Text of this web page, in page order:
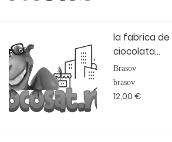
la fabrica de
ciocolata...
Brasov
brasov
12,00 €